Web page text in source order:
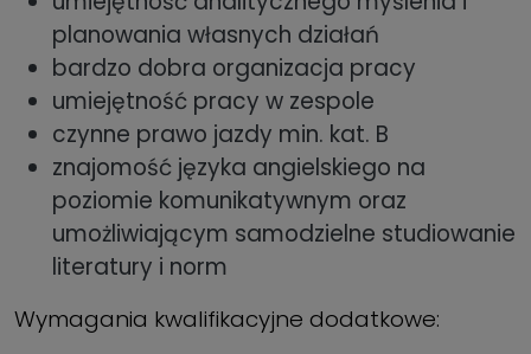
planowania własnych działań
bardzo dobra organizacja pracy
umiejętność pracy w zespole
czynne prawo jazdy min. kat. B
znajomość języka angielskiego na
poziomie komunikatywnym oraz
umożliwiającym samodzielne studiowanie
literatury i norm
Wymagania kwalifikacyjne dodatkowe: